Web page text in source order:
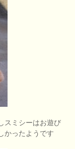
スミシーはお遊び
かったようです